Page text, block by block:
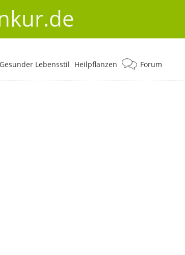
Gesunder Lebensstil Heilpflanzen Forum